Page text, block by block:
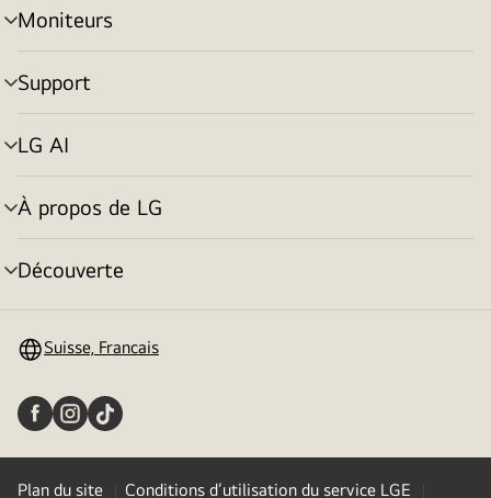
Moniteurs
menu
déroulant
Support
menu
déroulant
LG AI
menu
déroulant
À propos de LG
menu
déroulant
Découverte
menu
Suisse, Francais
Plan du site Conditions d’utilisation du service LGE